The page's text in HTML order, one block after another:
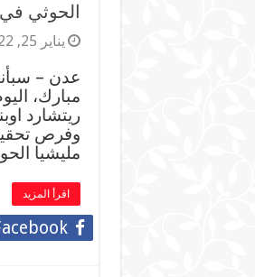
الحوثي
يناير 25, 2022
عدن –
مبارك،
ريتشارد
وفرص
مليشيا
اقرأ المزيد